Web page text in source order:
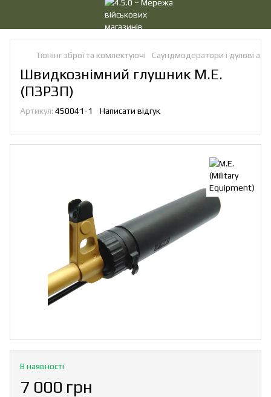
Тюнінг зброї та комлектуючі Саундмодератори і дулові
Швидкознімний глушник M.E.
(ПЗРЗП)
Артикул: 450041-1 Написати відгук
В наявності
7 000 грн